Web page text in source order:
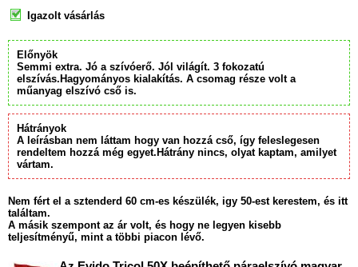
Igazolt vásárlás
Előnyök
Semmi extra. Jó a szívóerő. Jól világít. 3 fokozatú
elszívás.Hagyományos kialakítás. A csomag része volt a
műanyag elszívó cső is.
Hátrányok
A leírásban nem láttam hogy van hozzá cső, így feleslegesen
rendeltem hozzá még egyet.Hátrány nincs, olyat kaptam, amilyet
vártam.
Nem fért el a sztenderd 60 cm-es készülék, igy 50-est kerestem, és itt
találtam.
A másik szempont az ár volt, és hogy ne legyen kisebb
teljesítményű, mint a többi piacon lévő.